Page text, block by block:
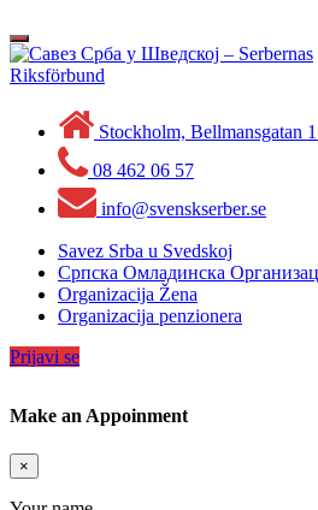
to
content
Toggle
navigation
Stockholm, Bellmansgatan
08 462 06 57
info@svenskserber.se
Savez Srba u Svedskoj
Српска Омладинска
Organizacija Žena
Organizacija penzionera
Prijavi se
Make an Appoinment
×